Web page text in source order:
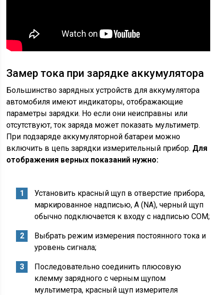
Замер тока при зарядке аккумулятора
Большинство зарядных устройств для аккумулятора
автомобиля имеют индикаторы, отображающие
параметры зарядки. Но если они неисправны или
отсутствуют, ток заряда может показать мультиметр.
При подзаряде аккумуляторной батареи можно
включить в цепь зарядки измерительный прибор. Для
отображения верных показаний нужно:
Установить красный щуп в отверстие прибора,
маркированное надписью, А (NA), черный щуп
обычно подключается к входу с надписью COM;
Выбрать режим измерения постоянного тока и
уровень сигнала;
Последовательно соединить плюсовую
клемму зарядного с черным щупом
мультиметра, красный щуп измерителя